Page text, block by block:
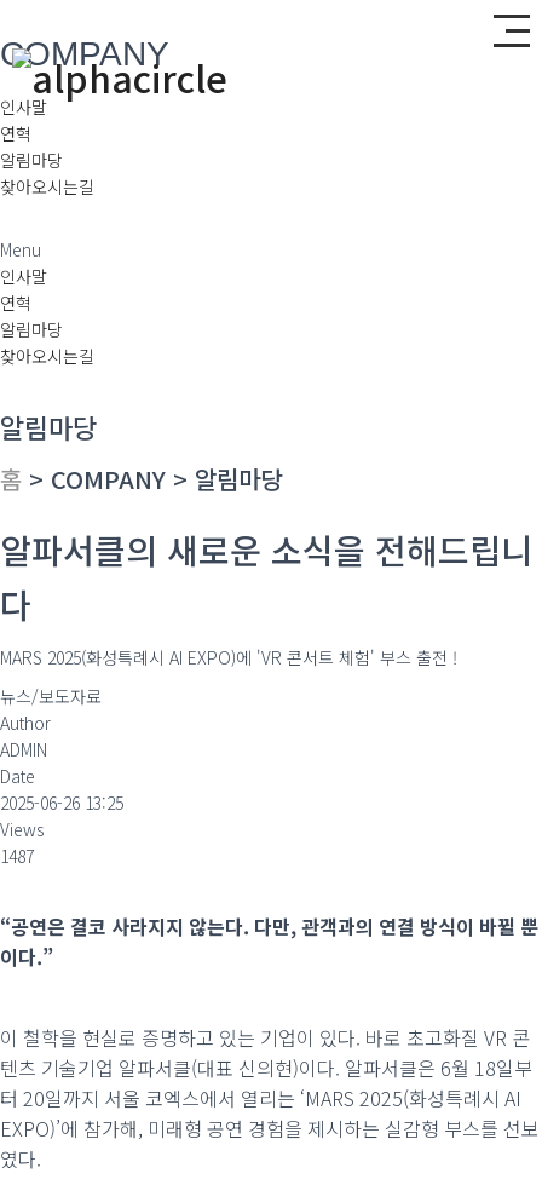
COMPANY
인사말
연혁
알림마당
찾아오시는길
Menu
인사말
연혁
알림마당
찾아오시는길
알림마당
홈 > COMPANY > 알림마당
알파서클의 새로운 소식을 전해드립니
다
MARS 2025(화성특례시 AI EXPO)에 'VR 콘서트 체험' 부스 출전 !
뉴스/보도자료
Author
ADMIN
Date
2025-06-26 13:25
Views
1487
“공연은 결코 사라지지 않는다. 다만, 관객과의 연결 방식이 바뀔 뿐
이다.”
이 철학을 현실로 증명하고 있는 기업이 있다. 바로 초고화질 VR 콘
텐츠 기술기업 알파서클(대표 신의현)이다. 알파서클은 6월 18일부
터 20일까지 서울 코엑스에서 열리는 ‘MARS 2025(화성특례시 AI
EXPO)’에 참가해, 미래형 공연 경험을 제시하는 실감형 부스를 선보
였다.